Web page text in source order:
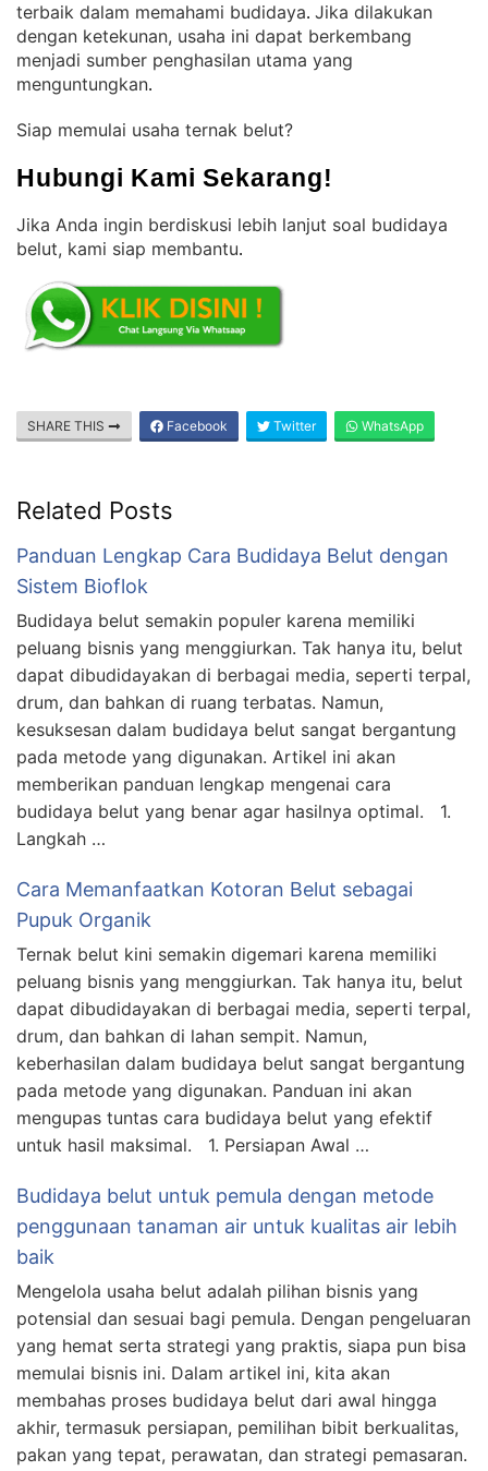
terbaik dalam memahami budidaya. Jika dilakukan
dengan ketekunan, usaha ini dapat berkembang
menjadi sumber penghasilan utama yang
menguntungkan.
Siap memulai usaha ternak belut?
Hubungi Kami Sekarang!
Jika Anda ingin berdiskusi lebih lanjut soal budidaya
belut, kami siap membantu.
SHARE THIS Facebook Twitter WhatsApp
Related Posts
Panduan Lengkap Cara Budidaya Belut dengan
Sistem Bioflok
Budidaya belut semakin populer karena memiliki
peluang bisnis yang menggiurkan. Tak hanya itu, belut
dapat dibudidayakan di berbagai media, seperti terpal,
drum, dan bahkan di ruang terbatas. Namun,
kesuksesan dalam budidaya belut sangat bergantung
pada metode yang digunakan. Artikel ini akan
memberikan panduan lengkap mengenai cara
budidaya belut yang benar agar hasilnya optimal. 1.
Langkah …
Cara Memanfaatkan Kotoran Belut sebagai
Pupuk Organik
Ternak belut kini semakin digemari karena memiliki
peluang bisnis yang menggiurkan. Tak hanya itu, belut
dapat dibudidayakan di berbagai media, seperti terpal,
drum, dan bahkan di lahan sempit. Namun,
keberhasilan dalam budidaya belut sangat bergantung
pada metode yang digunakan. Panduan ini akan
mengupas tuntas cara budidaya belut yang efektif
untuk hasil maksimal. 1. Persiapan Awal …
Budidaya belut untuk pemula dengan metode
penggunaan tanaman air untuk kualitas air lebih
baik
Mengelola usaha belut adalah pilihan bisnis yang
potensial dan sesuai bagi pemula. Dengan pengeluaran
yang hemat serta strategi yang praktis, siapa pun bisa
memulai bisnis ini. Dalam artikel ini, kita akan
membahas proses budidaya belut dari awal hingga
akhir, termasuk persiapan, pemilihan bibit berkualitas,
pakan yang tepat, perawatan, dan strategi pemasaran.